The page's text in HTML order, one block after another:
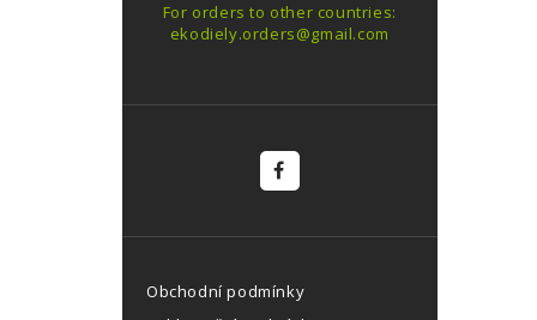
For orders to other countries:
ekodiely.orders@gmail.com
Obchodní podmínky